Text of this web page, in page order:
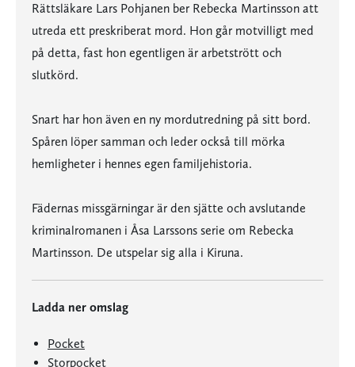
Rättsläkare Lars Pohjanen ber Rebecka Martinsson att
utreda ett preskriberat mord. Hon går motvilligt med
på detta, fast hon egentligen är arbetstrött och
slutkörd.
Snart har hon även en ny mordutredning på sitt bord.
Spåren löper samman och leder också till mörka
hemligheter i hennes egen familjehistoria.
Fädernas missgärningar är den sjätte och avslutande
kriminalromanen i Åsa Larssons serie om Rebecka
Martinsson. De utspelar sig alla i Kiruna.
Ladda ner omslag
Pocket
Storpocket